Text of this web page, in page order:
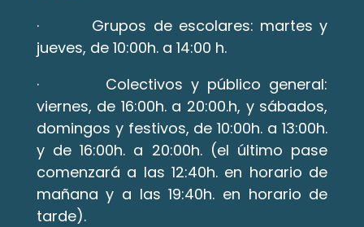
·        Grupos de escolares: martes y
jueves, de 10:00h. a 14:00 h.
·        Colectivos y público general:
viernes, de 16:00h. a 20:00.h, y sábados,
domingos y festivos, de 10:00h. a 13:00h.
y de 16:00h. a 20:00h. (el último pase
comenzará a las 12:40h. en horario de
mañana y a las 19:40h. en horario de
tarde).